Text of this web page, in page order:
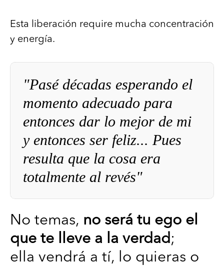
Esta liberación require mucha concentración
y energía.
"Pasé décadas esperando el
momento adecuado para
entonces dar lo mejor de mi
y entonces ser feliz... Pues
resulta que la cosa era
totalmente al revés"
No temas, no será tu ego el
que te lleve a la verdad;
ella vendrá a tí, lo quieras o